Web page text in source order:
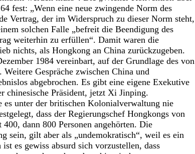
fest: „Wenn eine neue zwingende Norm des
Vertrag, der im Widerspruch zu dieser Norm steht,
solchen Falle „befreit die Beendigung des
weiterhin zu erfüllen“. Damit waren die
nichts, als Hongkong an China zurückzugeben.
1984 vereinbart, auf der Grundlage des von
Gespräche zwischen China und
abgebrochen. Es gibt eine eigene Exekutive
chinesische Präsident, jetzt Xi Jinping.
es unter der britischen Kolonialverwaltung nie
dass der Regierungschef Hongkongs von
dann 800 Personen angehörten. Die
sein, gilt aber als „undemokratisch“, weil es ein
es gewiss absurd sich vorzustellen, dass